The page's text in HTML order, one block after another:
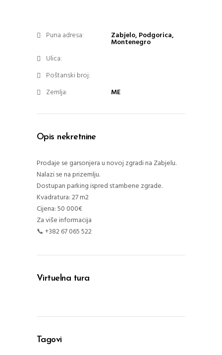
Puna adresa: Zabjelo, Podgorica,
Montenegro
Ulica:
Poštanski broj:
Zemlja:
ME
Opis nekretnine
Prodaje se garsonjera u novoj zgradi na Zabjelu.
Nalazi se na prizemlju.
Dostupan parking ispred stambene zgrade.
Kvadratura: 27 m2
Cijena: 50 000€
Za više informacija
📞 +382 67 065 522
Virtuelna tura
Tagovi